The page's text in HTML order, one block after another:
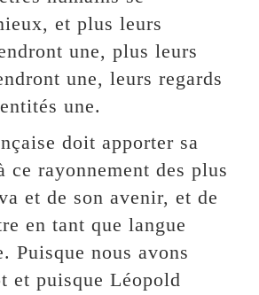
et plus leurs
une, plus leurs
une, leurs regards
une.
doit apporter sa
ce rayonnement des plus
et de son avenir, et de
en tant que langue
Puisque nous avons
et puisque Léopold